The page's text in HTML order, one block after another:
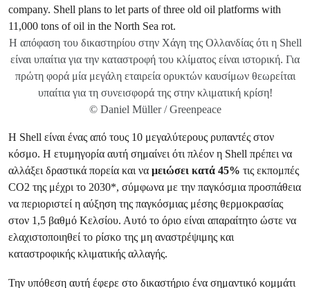
Η απόφαση του δικαστηρίου στην Χάγη της Ολλανδίας ότι η Shell
είναι υπαίτια για την καταστροφή του κλίματος είναι ιστορική. Για
πρώτη φορά μία μεγάλη εταιρεία ορυκτών καυσίμων θεωρείται
υπαίτια για τη συνεισφορά της στην κλιματική κρίση!
© Daniel Müller / Greenpeace
Η Shell είναι ένας από τους 10 μεγαλύτερους ρυπαντές στον
κόσμο. Η ετυμηγορία αυτή σημαίνει ότι πλέον η Shell πρέπει να
αλλάξει δραστικά πορεία και να μειώσει κατά 45% τις εκπομπές
CO2 της μέχρι το 2030*, σύμφωνα με την παγκόσμια προσπάθεια
να περιοριστεί η αύξηση της παγκόσμιας μέσης θερμοκρασίας
στον 1,5 βαθμό Κελσίου. Αυτό το όριο είναι απαραίτητο ώστε να
ελαχιστοποιηθεί το ρίσκο της μη αναστρέψιμης και
καταστροφικής κλιματικής αλλαγής.
Την υπόθεση αυτή έφερε στο δικαστήριο ένα σημαντικό κομμάτι